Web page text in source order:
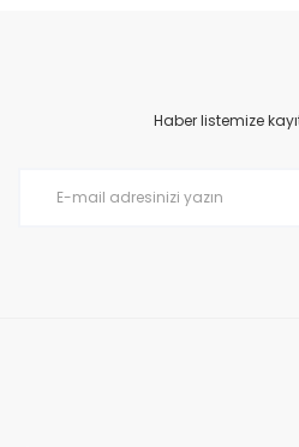
Ürün resmi kalitesiz, bozuk veya
Ürün açıklamasında eksik
Haber listemize